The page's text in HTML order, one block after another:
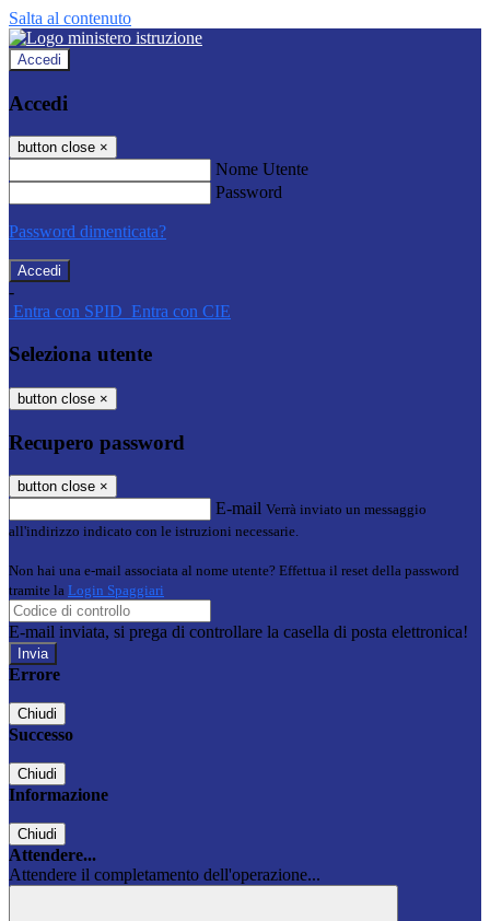
Salta al contenuto
Accedi
Accedi
button close ×
Nome Utente
Password
Password dimenticata?
-
Entra con SPID Entra con CIE
Seleziona utente
button close ×
Recupero password
button close ×
E-mail Verrà inviato un messaggio
all'indirizzo indicato con le istruzioni necessarie.
Non hai una e-mail associata al nome utente? Effettua il reset della password
tramite la Login Spaggiari
E-mail inviata, si prega di controllare la casella di posta elettronica!
Errore
Chiudi
Successo
Chiudi
Informazione
Chiudi
Attendere...
Attendere il completamento dell'operazione...